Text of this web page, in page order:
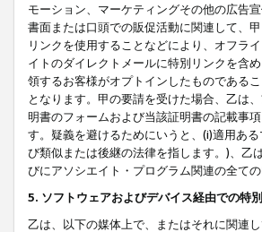
モーション、マーケティングその他の広告
書面または口頭での販促活動に関連して、
リンクを使用することなどにより、オフラ
イトのダイレクトメールに特別リンクを含
領するお客様がオプトインしたものである
となります。甲の要請を受けた場合、乙は
明書のフォームおよび当該証明書の記載事
す。疑義を避けるためにいうと、(i)適用あ
び類似または後継の法律を指します。)、乙
びにアソシエイト・プログラム関連の全て
5. ソフトウェアおよびデバイス経由での特
乙は、以下の媒体上で、またはそれに関連